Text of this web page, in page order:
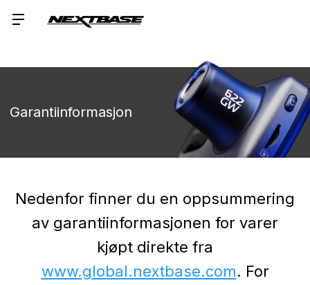
Garantiinformasjon
Nedenfor finner du en oppsummering
av garantiinformasjonen for varer
kjøpt direkte fra
www.global.nextbase.com. For